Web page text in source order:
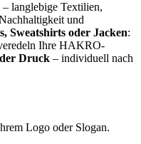
– langlebige Textilien,
und
Sweatshirts oder Jacken:
Ihre HAKRO-
Druck – individuell nach
Logo oder Slogan.